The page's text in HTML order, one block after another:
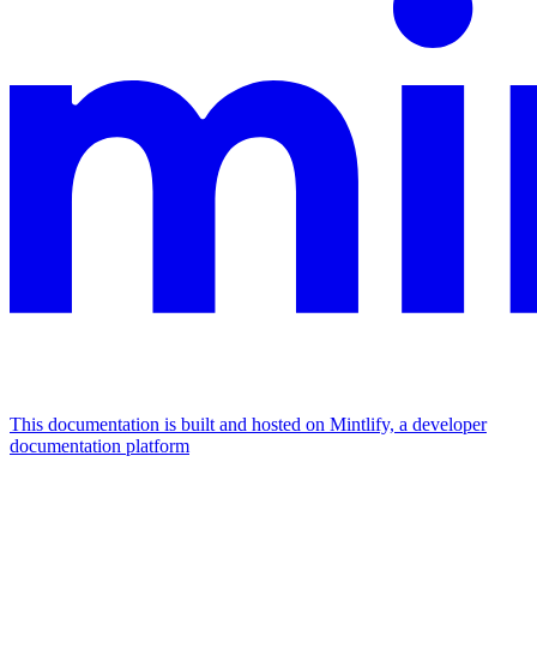
This documentation is built and hosted on Mintlify, a developer
documentation platform